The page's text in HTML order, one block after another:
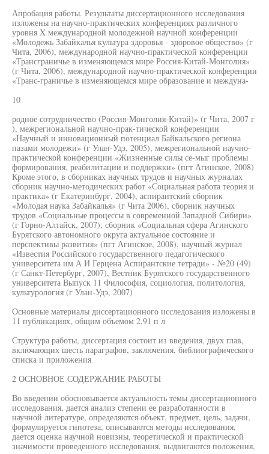
Апробация работы. Результаты диссертационного исследования
изложены на научно-практических конференциях различного
уровня X международной молодежной научной конференции
«Молодежь Забайкалья культура здоровья - здоровое общество» (г
Чита, 2006), международной научно-практической конференции
«Трансграничье в изменяющемся мире Россия-Китай-Монголия»
(г Чита, 2006), международной научно-практической конференции
«Транс-граничье в изменяющемся мире образование и междуна-
10
родное сотрудничество (Россия-Монголия-Китай)» (г Чита, 2007 г
), межрегиональной научно-прак-тической конференции
«Научный и инновационный потенциал Байкальского региона
пазами молодежи» (г Улан-Удэ, 2005), межрегиональной научно-
практической конференции «Жизненные силы се-мыг проблемы
формирования, реабилитации и поддержки» (пгт Агинское, 2008)
Кроме этого, в сборниках научных трудов и научных журналах
сборник научно-методических работ «Социальная работа теория и
практика» (г Екатеринбург, 2004), аспирантский сборник
«Молодая наука Забайкалья» (г Чита 2006), сборник научных
трудов «Социальные процессы в современной Западной Сибири»
(г Горно-Алтайск, 2007), сборник «Социальная сфера Агинского
Бурятского автономного округа актуальное состояние и
перспективы развития» (пгт Агинское, 2008), научный журнал
«Известия Российского государственного педагогического
университета им А И Герцена Аспирантские тетради» - №20 (49)
(г Санкт-Петербург, 2007), Вестник Бурятского государственного
университета Выпуск 11 Философия, социология, политология,
культурология (г Улан-Удэ, 2007)
Основные материалы диссертационного исследования изложены в
11 публикациях, общим объемом 2,91 п л
Структура работы, диссертация состоит из введения, двух глав,
включающих шесть параграфов, заключения, библиографического
списка и приложения
2 ОСНОВНОЕ СОДЕРЖАНИЕ РАБОТЫ
Во введении обосновывается актуальность темы диссертационного
исследования, дается анализ степени ее разработанности в
научной литературе, определяются объект, предмет, цель, задачи,
формулируется гипотеза, описываются методы исследования,
дается оценка научной новизны, теоретической и практической
значимости проведенного исследования, выдвигаются положения,